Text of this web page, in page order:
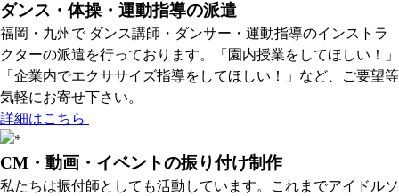
ダンス・体操・運動指導の派遣
福岡・九州で ダンス講師・ダンサー・運動指導のインストラ
クターの派遣を行っております。「園内授業をしてほしい！」
「企業内でエクササイズ指導をしてほしい！」など、ご要望等
気軽にお寄せ下さい。
詳細はこちら
CM・動画・イベントの振り付け制作
私たちは振付師としても活動しています。これまでアイドルソ